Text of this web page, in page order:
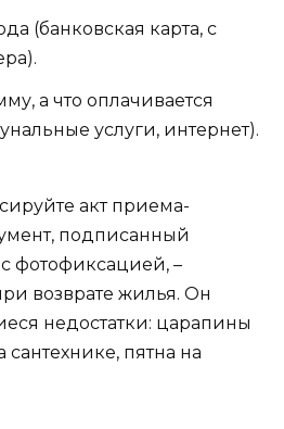
(банковская карта, с
а что оплачивается
услуги, интернет).
акт приема-
подписанный
фотофиксацией, –
возврате жилья. Он
недостатки: царапины
пятна на